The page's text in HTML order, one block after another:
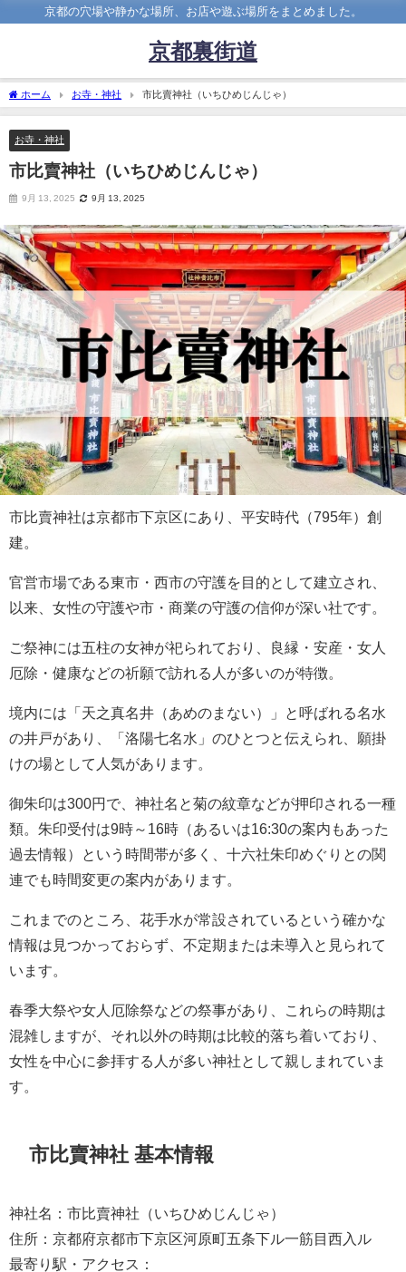
京都の穴場や静かな場所、お店や遊ぶ場所をまとめました。
京都裏街道
ホーム お寺・神社 市比賣神社（いちひめじんじゃ）
お寺・神社
市比賣神社（いちひめじんじゃ）
9月 13, 2025 9月 13, 2025
市比賣神社は京都市下京区にあり、平安時代（795年）創
建。
官営市場である東市・西市の守護を目的として建立され、
以来、女性の守護や市・商業の守護の信仰が深い社です。
ご祭神には五柱の女神が祀られており、良縁・安産・女人
厄除・健康などの祈願で訪れる人が多いのが特徴。
境内には「天之真名井（あめのまない）」と呼ばれる名水
の井戸があり、「洛陽七名水」のひとつと伝えられ、願掛
けの場として人気があります。
御朱印は300円で、神社名と菊の紋章などが押印される一種
類。朱印受付は9時～16時（あるいは16:30の案内もあった
過去情報）という時間帯が多く、十六社朱印めぐりとの関
連でも時間変更の案内があります。
これまでのところ、花手水が常設されているという確かな
情報は見つかっておらず、不定期または未導入と見られて
います。
春季大祭や女人厄除祭などの祭事があり、これらの時期は
混雑しますが、それ以外の時期は比較的落ち着いており、
女性を中心に参拝する人が多い神社として親しまれていま
す。
市比賣神社 基本情報
神社名：市比賣神社（いちひめじんじゃ）
住所：京都府京都市下京区河原町五条下ル一筋目西入ル
最寄り駅・アクセス：